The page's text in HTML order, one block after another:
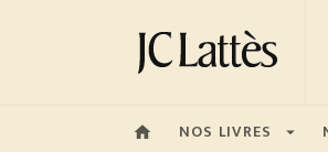
MENU RECHERCHE
home NOS LIVRES arrow_drop_down